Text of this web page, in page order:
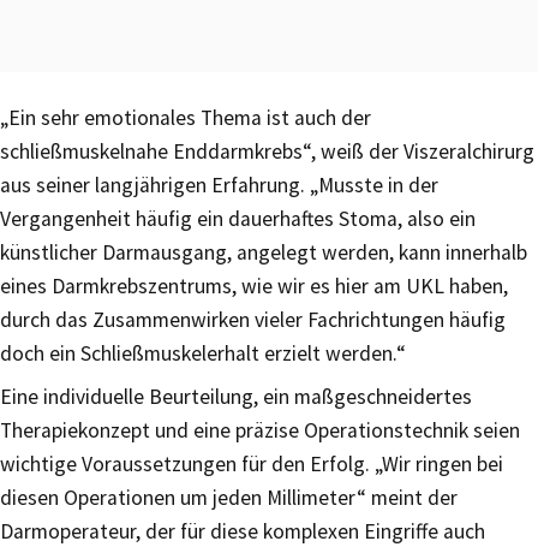
„Ein sehr emotionales Thema ist auch der
schließmuskelnahe Enddarmkrebs“, weiß der Viszeralchirurg
aus seiner langjährigen Erfahrung. „Musste in der
Vergangenheit häufig ein dauerhaftes Stoma, also ein
künstlicher Darmausgang, angelegt werden, kann innerhalb
eines Darmkrebszentrums, wie wir es hier am UKL haben,
durch das Zusammenwirken vieler Fachrichtungen häufig
doch ein Schließmuskelerhalt erzielt werden.“
Eine individuelle Beurteilung, ein maßgeschneidertes
Therapiekonzept und eine präzise Operationstechnik seien
wichtige Voraussetzungen für den Erfolg. „Wir ringen bei
diesen Operationen um jeden Millimeter“ meint der
Darmoperateur, der für diese komplexen Eingriffe auch